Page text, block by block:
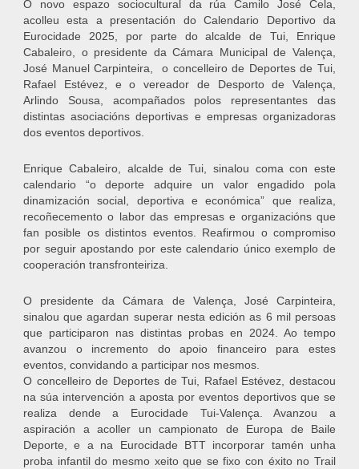
O novo espazo sociocultural da rúa Camilo José Cela,
acolleu esta a presentación do Calendario Deportivo da
Eurocidade 2025, por parte do alcalde de Tui, Enrique
Cabaleiro, o presidente da Cámara Municipal de Valença,
José Manuel Carpinteira, o concelleiro de Deportes de Tui,
Rafael Estévez, e o vereador de Desporto de Valença,
Arlindo Sousa, acompañados polos representantes das
distintas asociacións deportivas e empresas organizadoras
dos eventos deportivos.
Enrique Cabaleiro, alcalde de Tui, sinalou coma con este
calendario “o deporte adquire un valor engadido pola
dinamización social, deportiva e económica” que realiza,
recoñecemento o labor das empresas e organizacións que
fan posible os distintos eventos. Reafirmou o compromiso
por seguir apostando por este calendario único exemplo de
cooperación transfronteiriza.
O presidente da Cámara de Valença, José Carpinteira,
sinalou que agardan superar nesta edición as 6 mil persoas
que participaron nas distintas probas en 2024. Ao tempo
avanzou o incremento do apoio financeiro para estes
eventos, convidando a participar nos mesmos.
O concelleiro de Deportes de Tui, Rafael Estévez, destacou
na súa intervención a aposta por eventos deportivos que se
realiza dende a Eurocidade Tui-Valença. Avanzou a
aspiración a acoller un campionato de Europa de Baile
Deporte, e a na Eurocidade BTT incorporar tamén unha
proba infantil do mesmo xeito que se fixo con éxito no Trail